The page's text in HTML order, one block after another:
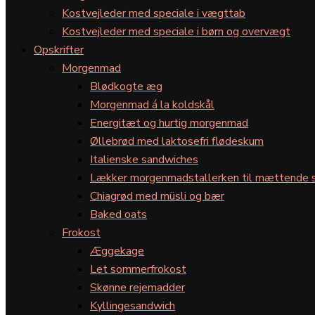
Kostvejleder med speciale i vægttab
Kostvejleder med speciale i børn og overvægt
Opskrifter
Morgenmad
Blødkogte æg
Morgenmad á la koldskål
Energitæt og hurtig morgenmad
Øllebrød med laktosefri flødeskum
Italienske sandwiches
Lækker morgenmadstallerken til mættende
Chiagrød med müsli og bær
Baked oats
Frokost
Æggekage
Let sommerfrokost
Skønne rejemadder
Kyllingesandwich